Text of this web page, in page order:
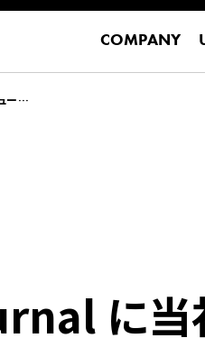
に当
ーが
COMPANY